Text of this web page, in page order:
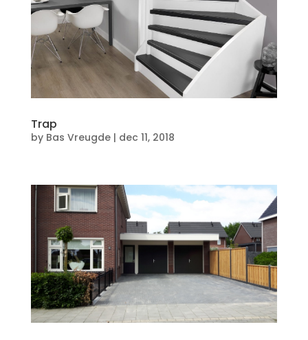
Trap
by Bas Vreugde| dec 11, 2018